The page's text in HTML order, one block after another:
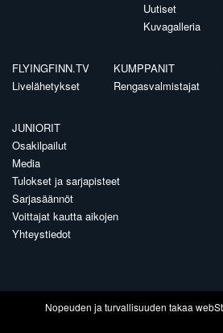
Uutiset
Kuvagalleria
FLYINGFINN.TV
Livelähetykset
KUMPPANIT
Rengasvalmistajat
JUNIORIT
Osakilpailut
Media
Tulokset ja sarjapisteet
Sarjasäännöt
Voittajat kautta aikojen
Yhteystiedot
Nopeuden ja turvallisuuden takaa